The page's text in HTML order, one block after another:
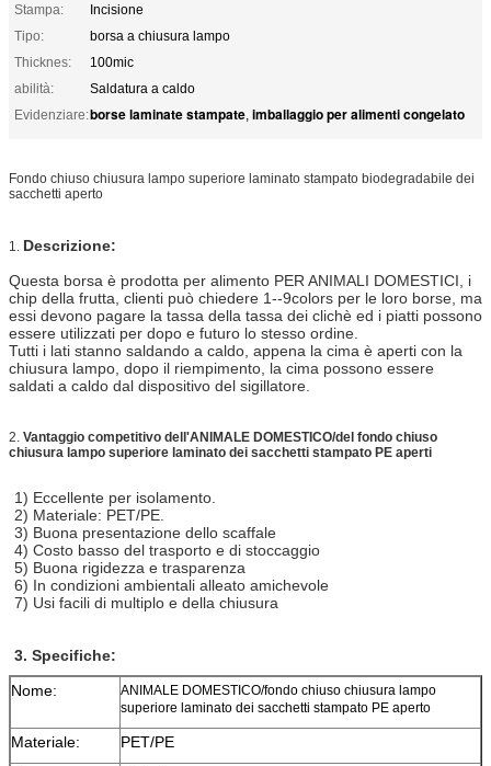
Stampa:
Incisione
Tipo:
borsa a chiusura lampo
Thicknes:
100mic
abilità:
Saldatura a caldo
Evidenziare:borse laminate stampate, imballaggio per alimenti congelato
Fondo chiuso chiusura lampo superiore laminato stampato biodegradabile dei
sacchetti aperto
1. Descrizione:
Questa borsa è prodotta per alimento PER ANIMALI DOMESTICI, i
chip della frutta, clienti può chiedere 1--9colors per le loro borse, ma
essi devono pagare la tassa della tassa dei clichè ed i piatti possono
essere utilizzati per dopo e futuro lo stesso ordine.
Tutti i lati stanno saldando a caldo, appena la cima è aperti con la
chiusura lampo, dopo il riempimento, la cima possono essere
saldati a caldo dal dispositivo del sigillatore.
2. Vantaggio competitivo dell'ANIMALE DOMESTICO/del fondo chiuso
chiusura lampo superiore laminato dei sacchetti stampato PE aperti
1) Eccellente per isolamento.
2) Materiale: PET/PE.
3) Buona presentazione dello scaffale
4) Costo basso del trasporto e di stoccaggio
5) Buona rigidezza e trasparenza
6) In condizioni ambientali alleato amichevole
7) Usi facili di multiplo e della chiusura
3. Specifiche:
Nome:
ANIMALE DOMESTICO/fondo chiuso chiusura lampo
superiore laminato dei sacchetti stampato PE aperto
Materiale:
PET/PE